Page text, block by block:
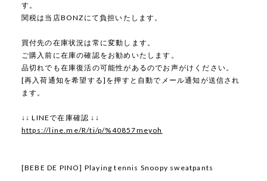
す。
関税は当店BONZにて負担いたします。
買付先の在庫状況は常に変動します。
ご購入前に在庫の確認をお勧めいたします。
品切れでも在庫復活の可能性があるのでお声がけください。
[再入荷通知を希望する]を押すと自動でメール通知が送信され
ます。
↓↓ LINEで在庫確認 ↓↓
https://line.me/R/ti/p/%40857meyoh
[BEBE DE PINO] Playing tennis Snoopy sweatpants